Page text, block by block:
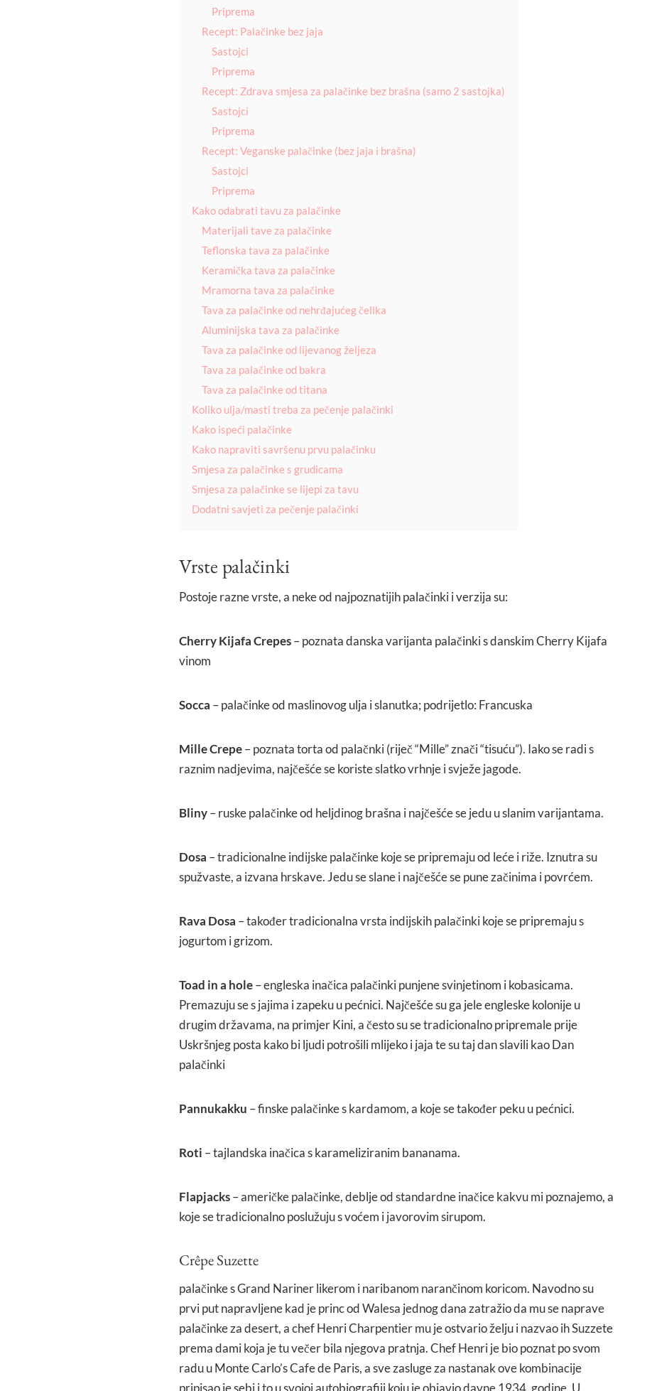
Priprema
Recept: Palačinke bez jaja
Sastojci
Priprema
Recept: Zdrava smjesa za palačinke bez brašna (samo 2 sastojka)
Sastojci
Priprema
Recept: Veganske palačinke (bez jaja i brašna)
Sastojci
Priprema
Kako odabrati tavu za palačinke
Materijali tave za palačinke
Teflonska tava za palačinke
Keramička tava za palačinke
Mramorna tava za palačinke
Tava za palačinke od nehrđajućeg čelika
Aluminijska tava za palačinke
Tava za palačinke od lijevanog željeza
Tava za palačinke od bakra
Tava za palačinke od titana
Koliko ulja/masti treba za pečenje palačinki
Kako ispeći palačinke
Kako napraviti savršenu prvu palačinku
Smjesa za palačinke s grudicama
Smjesa za palačinke se lijepi za tavu
Dodatni savjeti za pečenje palačinki
Vrste palačinki
Postoje razne vrste, a neke od najpoznatijih palačinki i verzija su:
Cherry Kijafa Crepes– poznata danska varijanta palačinki s danskim Cherry Kijafa
vinom
Socca – palačinke od maslinovog ulja i slanutka; podrijetlo: Francuska
Mille Crepe– poznata torta od palačnki (riječ “Mille” znači “tisuću”). Iako se radi s
raznim nadjevima, najčešće se koriste slatko vrhnje i svježe jagode.
Bliny– ruske palačinke od heljdinog brašna i najčešće se jedu u slanim varijantama.
Dosa – tradicionalne indijske palačinke koje se pripremaju od leće i riže. Iznutra su
spužvaste, a izvana hrskave. Jedu se slane i najčešće se pune začinima i povrćem.
Rava Dosa – također tradicionalna vrsta indijskih palačinki koje se pripremaju s
jogurtom i grizom.
Toad in a hole– engleska inačica palačinki punjene svinjetinom i kobasicama.
Premazuju se s jajima i zapeku u pećnici. Najčešće su ga jele engleske kolonije u
drugim državama, na primjer Kini, a često su se tradicionalno pripremale prije
Uskršnjeg posta kako bi ljudi potrošili mlijeko i jaja te su taj dan slavili kao Dan
palačinki
Pannukakku – finske palačinke s kardamom, a koje se također peku u pećnici.
Roti – tajlandska inačica s karameliziranim bananama.
Flapjacks– američke palačinke, deblje od standardne inačice kakvu mi poznajemo, a
koje se tradicionalno poslužuju s voćem i javorovim sirupom.
Crêpe Suzette
palačinke s Grand Nariner likerom i naribanom narančinom koricom. Navodno su
prvi put napravljene kad je princ od Walesa jednog dana zatražio da mu se naprave
palačinke za desert, a chef Henri Charpentier mu je ostvario želju i nazvao ih Suzzete
prema dami koja je tu večer bila njegova pratnja. Chef Henri je bio poznat po svom
radu u Monte Carlo’s Cafe de Paris, a sve zasluge za nastanak ove kombinacije
pripisao je sebi i to u svojoj autobiografiji koju je objavio davne 1934. godine. U